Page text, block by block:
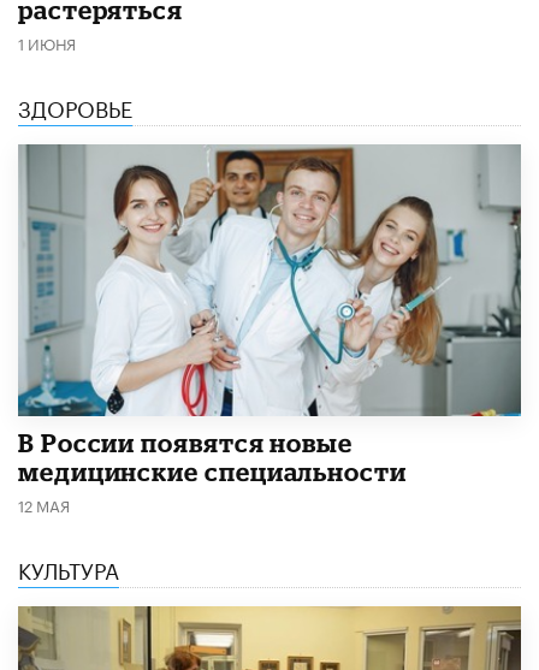
растеряться
1 ИЮНЯ
ЗДОРОВЬЕ
В России появятся новые
медицинские специальности
12 МАЯ
КУЛЬТУРА